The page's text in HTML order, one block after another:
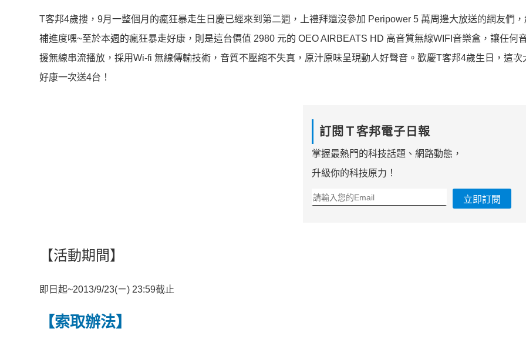
T客邦4歲摟，9月一整個月的瘋狂暴走生日慶已經來到第二週，上禮拜還沒參加 Peripower 5 萬周邊大放送的網友們，
補進度嘿~至於本週的瘋狂暴走好康，則是這台價值 2980 元的 OEO AIRBEATS HD 高音質無線WIFI音樂盒，讓任何
援無線串流播放，採用Wi-fi 無線傳輸技術，音質不壓縮不失真，原汁原味呈現動人好聲音。歡慶T客邦4歲生日，這次
好康一次送4台！
訂閱Ｔ客邦電子日報
掌握最熱門的科技話題、網路動態，
升級你的科技原力！
立即訂閱
【活動期間】
即日起~2013/9/23(ㄧ) 23:59截止
【索取辦法】